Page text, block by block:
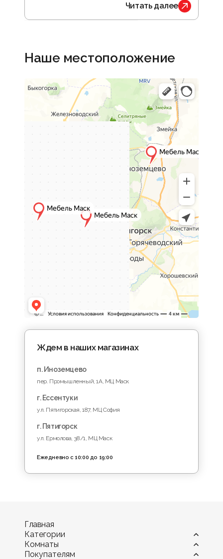
Читать далее
Наше местоположение
Ждем в наших магазинах
п. Иноземцево
пер. Промышленный, 1A, МЦ Маск
г. Ессентуки
ул. Пятигорская, 187, МЦ София
г. Пятигорск
ул. Ермолова, 38/1, МЦ Маск
Ежедневно с 10:00 до 19:00
Главная
Категории
Витрины
Диваны
Комнаты
Гостиная
Покупателям